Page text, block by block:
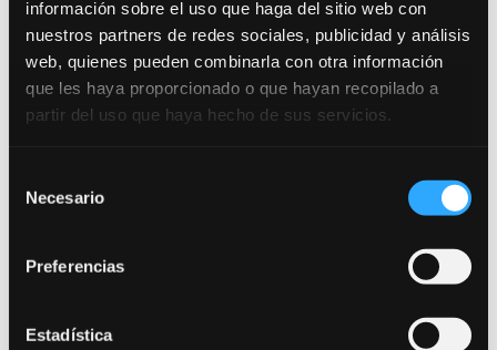
información sobre el uso que haga del sitio web con
nuestros partners de redes sociales, publicidad y análisis
web, quienes pueden combinarla con otra información
que les haya proporcionado o que hayan recopilado a
partir del uso que haya hecho de sus servicios.
Necesario
Preferencias
Estadística
¡Pídenos más